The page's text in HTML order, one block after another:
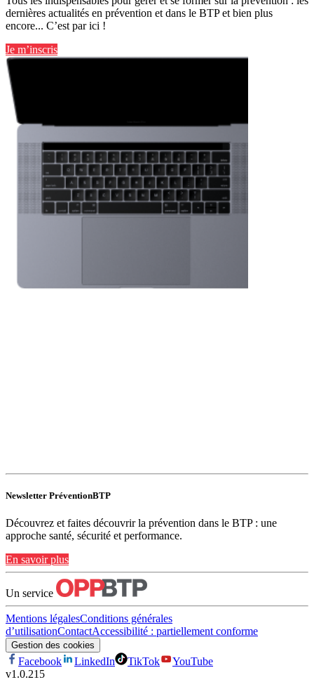
dernières actualités en prévention et dans le BTP et bien plus
encore... C’est par ici !
Je m’inscris
Newsletter PréventionBTP
Découvrez et faites découvrir la prévention dans le BTP : une
approche santé, sécurité et performance.
En savoir plus
Un service
Mentions légalesConditions générales
d’utilisationContactAccessibilité : partiellement conforme
Gestion des cookies
Facebook LinkedIn TikTok
YouTube
v1.0.215